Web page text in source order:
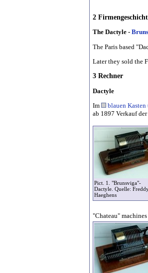
2
The Dactyle -
The Paris based
Later they sold the
3 Rechner
Dactyle
Im
blauen Kasten
ab 1897 Verkauf
Pict. 1. "Brunsviga"-
Dactyle. Quelle:
Haeghens
"Chateau"